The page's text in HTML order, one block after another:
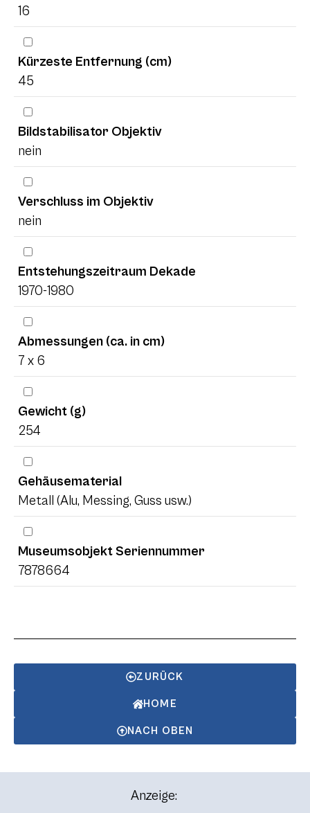
16
Kürzeste Entfernung (cm)
45
Bildstabilisator Objektiv
nein
Verschluss im Objektiv
nein
Entstehungszeitraum Dekade
1970-1980
Abmessungen (ca. in cm)
7 x 6
Gewicht (g)
254
Gehäusematerial
Metall (Alu, Messing, Guss usw.)
Museumsobjekt Seriennummer
7878664
ZURÜCK
HOME
NACH OBEN
Anzeige: